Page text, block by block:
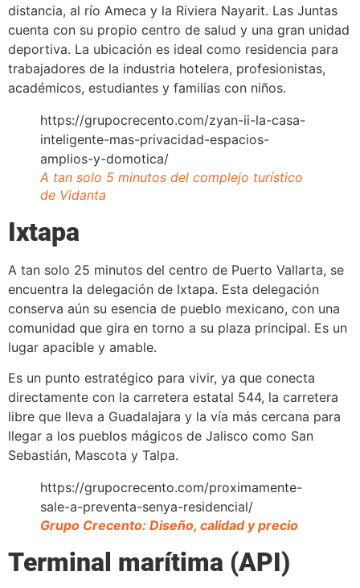
distancia, al río Ameca y la Riviera Nayarit. Las Juntas
cuenta con su propio centro de salud y una gran unidad
deportiva. La ubicación es ideal como residencia para
trabajadores de la industria hotelera, profesionistas,
académicos, estudiantes y familias con niños.
https://grupocrecento.com/zyan-ii-la-casa-
inteligente-mas-privacidad-espacios-
amplios-y-domotica/
A tan solo 5 minutos del complejo turístico
de Vidanta
Ixtapa
A tan solo 25 minutos del centro de Puerto Vallarta, se
encuentra la delegación de Ixtapa. Esta delegación
conserva aún su esencia de pueblo mexicano, con una
comunidad que gira en torno a su plaza principal. Es un
lugar apacible y amable.
Es un punto estratégico para vivir, ya que conecta
directamente con la carretera estatal 544, la carretera
libre que lleva a Guadalajara y la vía más cercana para
llegar a los pueblos mágicos de Jalisco como San
Sebastián, Mascota y Talpa.
https://grupocrecento.com/proximamente-
sale-a-preventa-senya-residencial/
Grupo Crecento: Diseño, calidad y precio
Terminal marítima (API)